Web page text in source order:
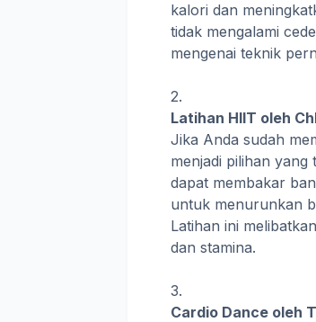
kalori dan
tidak mengalami
mengenai teknik
Latihan HIIT oleh
Jika Anda sudah
menjadi pilihan
dapat membakar
untuk menurunkan
Latihan ini
dan stamina.
Cardio Dance oleh